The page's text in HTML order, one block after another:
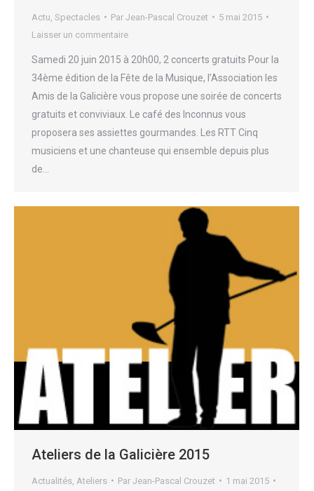
Actu Spectacles Par Jean-Pascal Crouzet
5 mai 2015
Laisser un commentaire
Samedi 20 juin 2015 à 20h00, 2 concerts gratuits Pour la
34ème édition de la Fête de la Musique, l’Association les
Amis de la Galicière vous propose une soirée de concerts
gratuits et conviviaux. Le café des Inconnus vous
proposera ses assiettes gourmandes. Les RTT Cinq
musiciens et une chanteuse qui ensemble depuis plus
de…
Ateliers de la Galicière 2015
Actualités Ateliers Par Jean-Pascal Crouzet
1 mai 2015